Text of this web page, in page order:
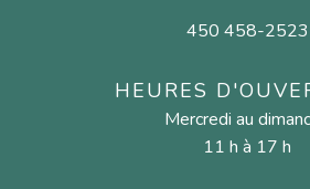
450 458-2523
HEURES
Mercredi au
11 h à 17 h